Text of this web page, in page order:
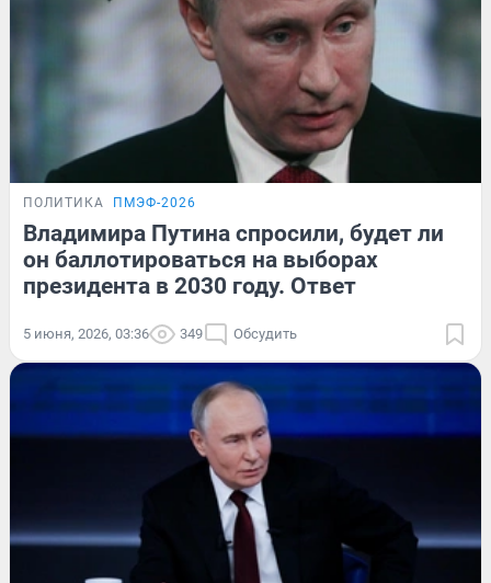
ПОЛИТИКА ПМЭФ-2026
Владимира Путина спросили, будет ли
он баллотироваться на выборах
президента в 2030 году. Ответ
5 июня, 2026, 03:36 349 Обсудить